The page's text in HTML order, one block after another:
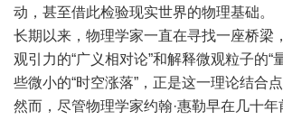
动，甚至借此检验现实世界的物理基础。
长期以来，物理学家一直在寻找一座桥梁
观引力的“广义相对论”和解释微观粒子的“
些微小的“时空涨落”，正是这一理论结合
然而，尽管物理学家约翰·惠勒早在几十